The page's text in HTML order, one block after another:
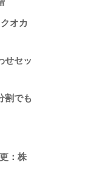
オカ
せセッ
割でも
：株